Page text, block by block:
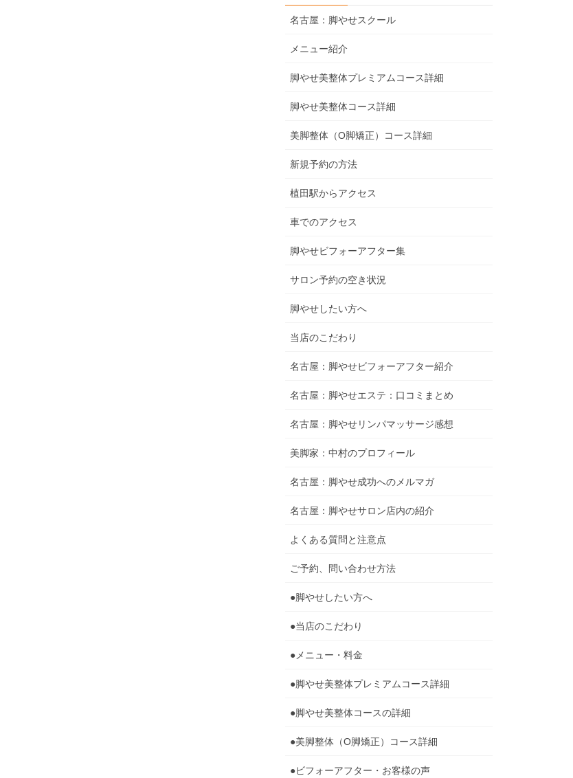
名古屋：脚やせスクール
メニュー紹介
脚やせ美整体プレミアムコース詳細
脚やせ美整体コース詳細
美脚整体（O脚矯正）コース詳細
新規予約の方法
植田駅からアクセス
車でのアクセス
脚やせビフォーアフター集
サロン予約の空き状況
脚やせしたい方へ
当店のこだわり
名古屋：脚やせビフォーアフター紹介
名古屋：脚やせエステ：口コミまとめ
名古屋：脚やせリンパマッサージ感想
美脚家：中村のプロフィール
名古屋：脚やせ成功へのメルマガ
名古屋：脚やせサロン店内の紹介
よくある質問と注意点
ご予約、問い合わせ方法
●脚やせしたい方へ
●当店のこだわり
●メニュー・料金
●脚やせ美整体プレミアムコース詳細
●脚やせ美整体コースの詳細
●美脚整体（O脚矯正）コース詳細
●ビフォーアフター・お客様の声